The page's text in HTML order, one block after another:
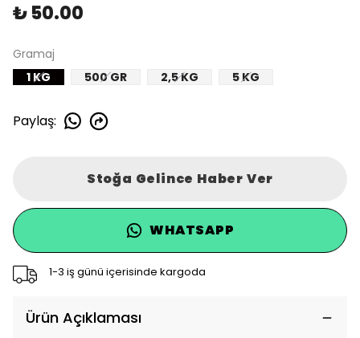
₺ 50.00
Gramaj
1 KG
500 GR 2,5 KG 5 KG
Paylaş:
Stoğa Gelince Haber Ver
WHATSAPP
1-3 iş günü içerisinde kargoda
Ürün Açıklaması